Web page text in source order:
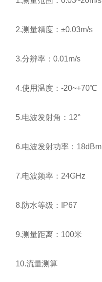
2.测量精度：±0.03m/s
3.分辨率：0.01m/s
4.使用温度：-20~+70℃
5.电波发射角：12°
6.电波发射功率：18dBm
7.电波频率：24GHz
8.防水等级：IP67
9.测量距离：100米
10.流量测算